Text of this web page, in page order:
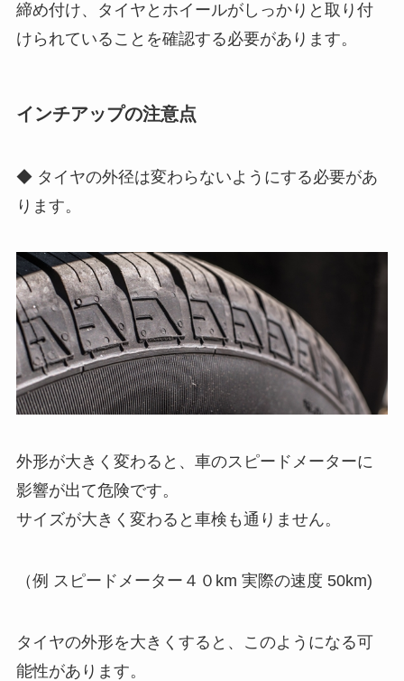
締め付け、タイヤとホイールがしっかりと取り付
けられていることを確認する必要があります。
インチアップの注意点
◆ タイヤの外径は変わらないようにする必要があ
ります。
外形が大きく変わると、車のスピードメーターに
影響が出て危険です。
サイズが大きく変わると車検も通りません。
（例 スピードメーター４０km 実際の速度 50km)
タイヤの外形を大きくすると、このようになる可
能性があります。